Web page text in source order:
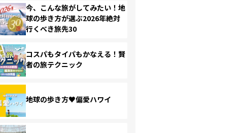
今、こんな旅がしてみたい！地
球の歩き方が選ぶ2026年絶対
行くべき旅先30
コスパもタイパもかなえる！賢
者の旅テクニック
地球の歩き方♥偏愛ハワイ